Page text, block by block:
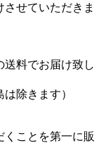
せていただきま
送料でお届け致し
除きます）
くことを第一に販